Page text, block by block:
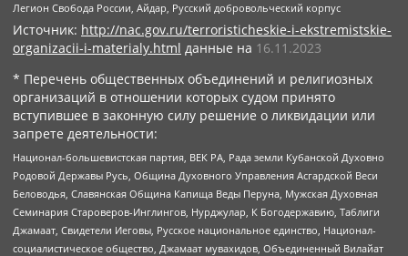
Легион Свобода России, Айдар, Русский добровольческий корпус
Источник: http://nac.gov.ru/terroristicheskie-i-ekstremistskie-
organizacii-i-materialy.html данные на 16.11.2023
* Перечень общественных объединений и религиозных
организаций в отношении которых судом принято
вступившее в законную силу решение о ликвидации или
запрете деятельности:
Национал-большевистская партия, ВЕК РА, Рада земли Кубанской Духовно
Родовой Державы Русь, Община Духовного Управления Асгардской Веси
Беловодья, Славянская Община Капища Веды Перуна, Мужская Духовная
Семинария Староверов-Инглингов, Нурджулар, К Богодержавию, Таблиги
Джамаат, Свидетели Иеговы, Русское национальное единство, Национал-
социалистическое общество, Джамаат мувахидов, Объединенный Вилайат